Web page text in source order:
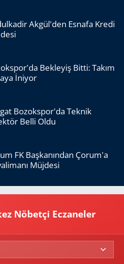
Akgül'den Esnafa Kredi
Bekleyiş Bitti: Takım
İniyor
Bozokspor'da Teknik
Belli Oldu
FK Başkanından Çorum'a
Müjdesi
Nöbetçi Eczaneler